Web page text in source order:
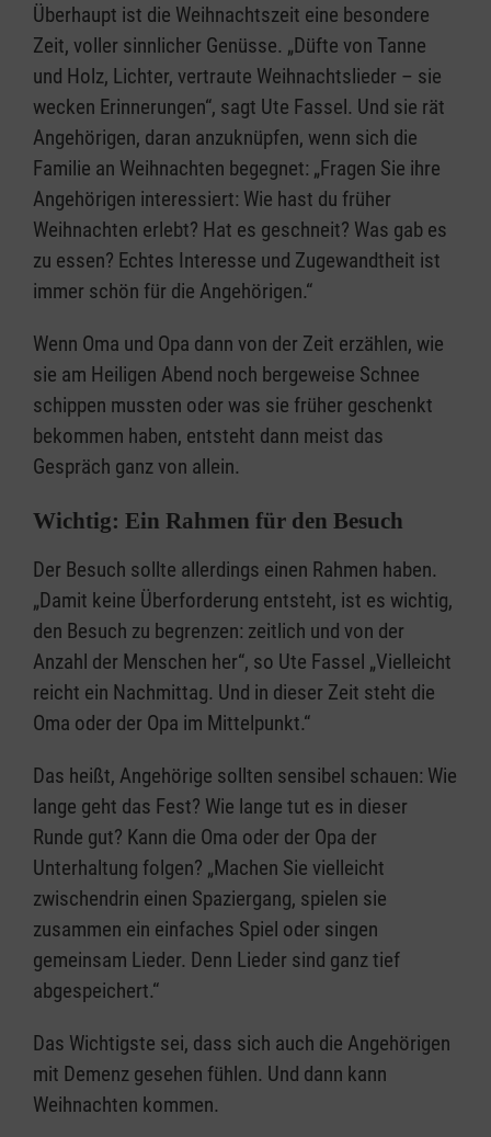
Überhaupt ist die Weihnachtszeit eine besondere
Zeit, voller sinnlicher Genüsse. „Düfte von Tanne
und Holz, Lichter, vertraute Weihnachtslieder – sie
wecken Erinnerungen“, sagt Ute Fassel. Und sie rät
Angehörigen, daran anzuknüpfen, wenn sich die
Familie an Weihnachten begegnet: „Fragen Sie ihre
Angehörigen interessiert: Wie hast du früher
Weihnachten erlebt? Hat es geschneit? Was gab es
zu essen? Echtes Interesse und Zugewandtheit ist
immer schön für die Angehörigen.“
Wenn Oma und Opa dann von der Zeit erzählen, wie
sie am Heiligen Abend noch bergeweise Schnee
schippen mussten oder was sie früher geschenkt
bekommen haben, entsteht dann meist das
Gespräch ganz von allein.
Wichtig: Ein Rahmen für den Besuch
Der Besuch sollte allerdings einen Rahmen haben.
„Damit keine Überforderung entsteht, ist es wichtig,
den Besuch zu begrenzen: zeitlich und von der
Anzahl der Menschen her“, so Ute Fassel „Vielleicht
reicht ein Nachmittag. Und in dieser Zeit steht die
Oma oder der Opa im Mittelpunkt.“
Das heißt, Angehörige sollten sensibel schauen: Wie
lange geht das Fest? Wie lange tut es in dieser
Runde gut? Kann die Oma oder der Opa der
Unterhaltung folgen? „Machen Sie vielleicht
zwischendrin einen Spaziergang, spielen sie
zusammen ein einfaches Spiel oder singen
gemeinsam Lieder. Denn Lieder sind ganz tief
abgespeichert.“
Das Wichtigste sei, dass sich auch die Angehörigen
mit Demenz gesehen fühlen. Und dann kann
Weihnachten kommen.